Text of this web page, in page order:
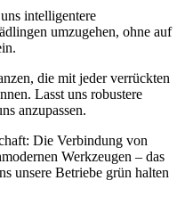
intelligentere
umzugehen, ohne auf
die mit jeder verrückten
Lasst uns robustere
anzupassen.
Die Verbindung von
Werkzeugen – das
unsere Betriebe grün halten